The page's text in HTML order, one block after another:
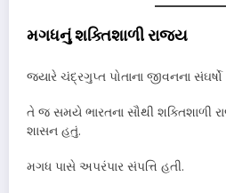
મગધનું શક્તિશાળી રાજ્ય
જ્યારે ચંદ્રગુપ્ત પોતાના જીવનના
તે જ સમયે ભારતના સૌથી શક્તિશાળી
શાસન હતું.
મગધ પાસે અપરંપાર સંપત્તિ હતી.